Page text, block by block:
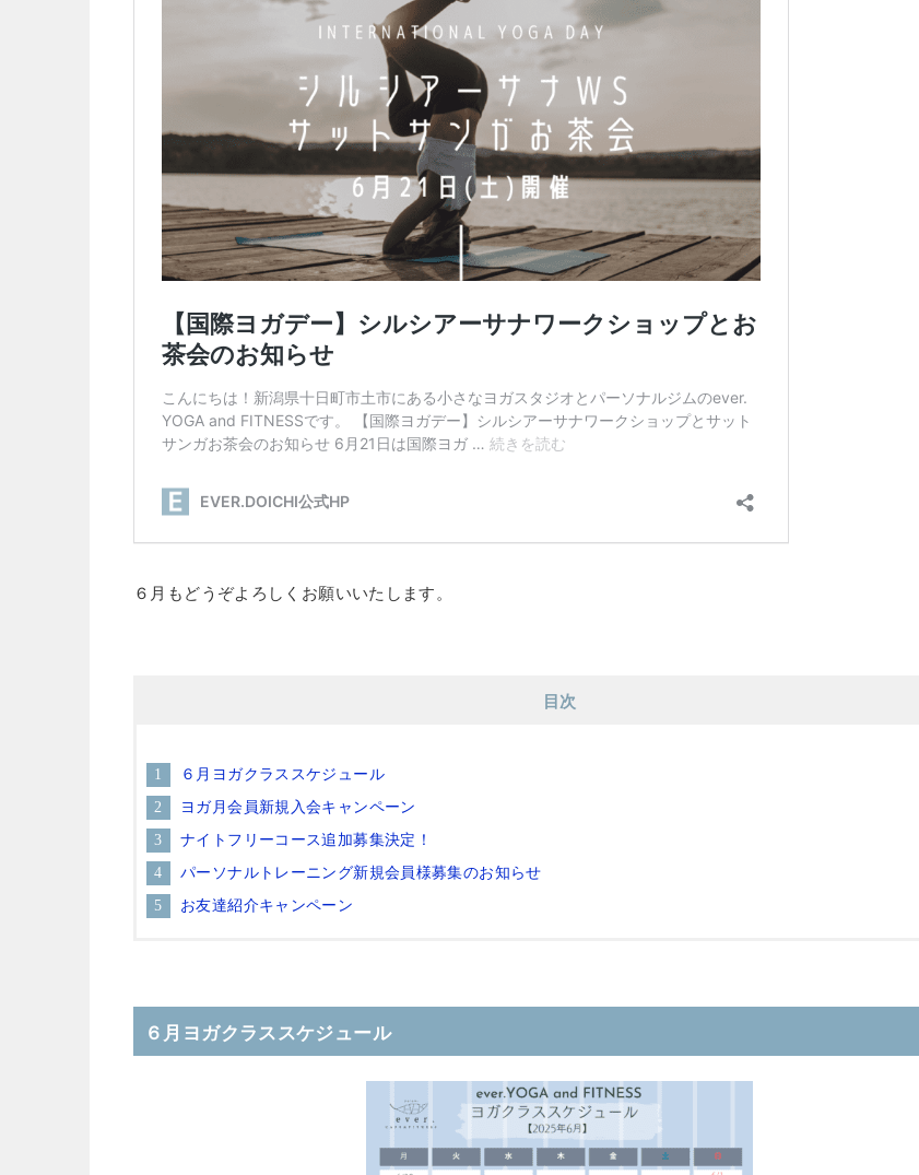
６月もどうぞよろしくお願いいたします。
目次
６月ヨガクラススケジュール
ヨガ月会員新規入会キャンペーン
ナイトフリーコース追加募集決定！
パーソナルトレーニング新規会員様募集のお知らせ
お友達紹介キャンペーン
６月ヨガクラススケジュール